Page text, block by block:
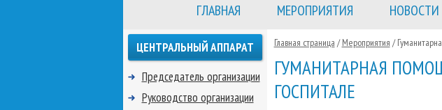
ГЛАВНАЯ МЕРОПРИЯТИЯ НОВОСТИ
Главная страница /Мероприятия /
ГУМАНИТАРНАЯ
ГОСПИТАЛЕ
ЦЕНТРАЛЬНЫЙ АППАРАТ
Председатель организации
Руководство организации